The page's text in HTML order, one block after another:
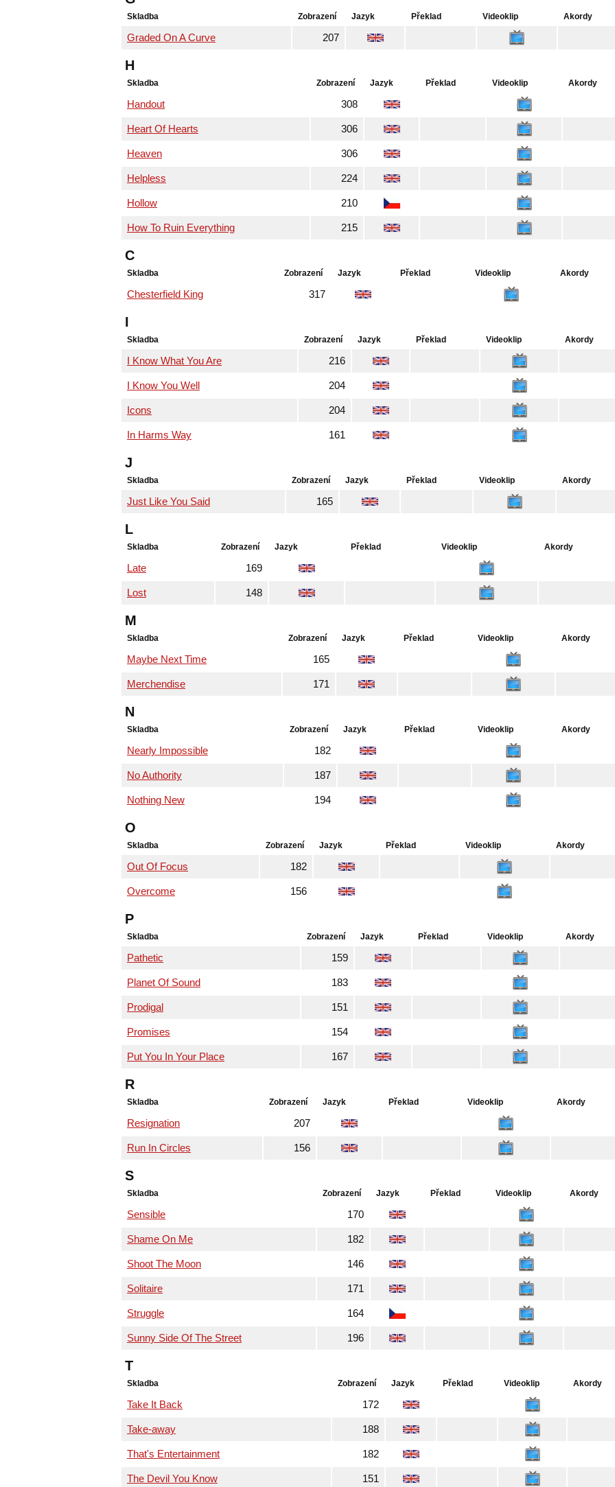
Skladba Zobrazení Jazyk Překlad Videoklip Akordy
Graded On A Curve 207
H
Skladba Zobrazení Jazyk Překlad Videoklip Akordy
Handout 308
Heart Of Hearts 306
Heaven 306
Helpless 224
Hollow 210
How To Ruin Everything 215
C
Skladba Zobrazení Jazyk Překlad Videoklip Akordy
Chesterfield King 317
I
Skladba Zobrazení Jazyk Překlad Videoklip Akordy
I Know What You Are 216
I Know You Well 204
Icons 204
In Harms Way 161
J
Skladba Zobrazení Jazyk Překlad Videoklip Akordy
Just Like You Said 165
L
Skladba Zobrazení Jazyk Překlad Videoklip Akordy
Late 169
Lost 148
M
Skladba Zobrazení Jazyk Překlad Videoklip Akordy
Maybe Next Time 165
Merchendise 171
N
Skladba Zobrazení Jazyk Překlad Videoklip Akordy
Nearly Impossible 182
No Authority 187
Nothing New 194
O
Skladba Zobrazení Jazyk Překlad Videoklip Akordy
Out Of Focus 182
Overcome 156
P
Skladba Zobrazení Jazyk Překlad Videoklip Akordy
Pathetic 159
Planet Of Sound 183
Prodigal 151
Promises 154
Put You In Your Place 167
R
Skladba Zobrazení Jazyk Překlad Videoklip Akordy
Resignation 207
Run In Circles 156
S
Skladba Zobrazení Jazyk Překlad Videoklip Akordy
Sensible 170
Shame On Me 182
Shoot The Moon 146
Solitaire 171
Struggle 164
Sunny Side Of The Street 196
T
Skladba Zobrazení Jazyk Překlad Videoklip Akordy
Take It Back 172
Take-away 188
That's Entertainment 182
The Devil You Know 151